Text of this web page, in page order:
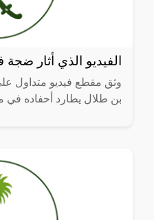
الفيديو الذي أثار
وثق مقطع فيديو متداول
بن طلال يطارد أحفاده في